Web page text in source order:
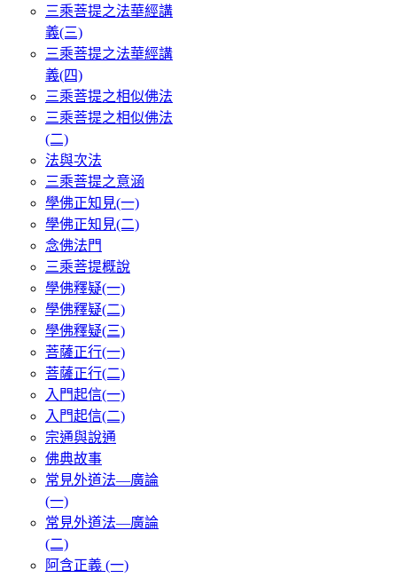
三乘菩提之法華經講
義(三)
三乘菩提之法華經講
義(四)
三乘菩提之相似佛法
三乘菩提之相似佛法
(二)
法與次法
三乘菩提之意涵
學佛正知見(一)
學佛正知見(二)
念佛法門
三乘菩提概說
學佛釋疑(一)
學佛釋疑(二)
學佛釋疑(三)
菩薩正行(一)
菩薩正行(二)
入門起信(一)
入門起信(二)
宗通與說通
佛典故事
常見外道法—廣論
(一)
常見外道法—廣論
(二)
阿含正義 (一)